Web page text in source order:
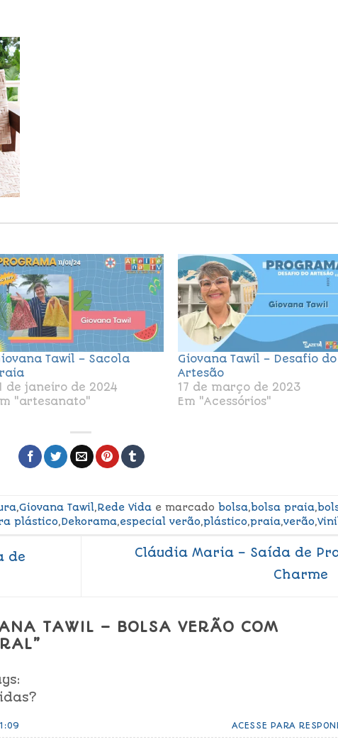
Tawil – Sacola
de janeiro de 2024
"artesanato"
Giovana Tawil – Desafio do
Artesão
17 de março de 2023
Em "Acessórios"
,Giovana Tawil,Rede Vida e marcadobolsa,bolsa praia,
plástico,Dekorama,especial verão,plástico,praia,verão,
de
Cláudia Maria – Saída de
Charme
TAWIL – BOLSA VERÃO COM
”
ACESSE PARA